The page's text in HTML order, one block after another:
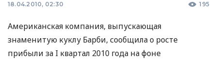
18.04.2010, 02:30 195
Американская компания, выпускающая
знаменитую куклу Барби, сообщила о росте
прибыли за I квартал 2010 года на фоне